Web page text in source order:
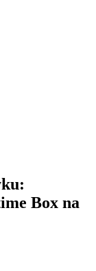
Box na